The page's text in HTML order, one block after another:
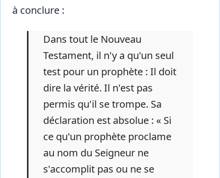
à conclure :
Dans tout le Nouveau
Testament, il n'y a qu'un seul
test pour un prophète : Il doit
dire la vérité. Il n'est pas
permis qu'il se trompe. Sa
déclaration est absolue : « Si
ce qu'un prophète proclame
au nom du Seigneur ne
s'accomplit pas ou ne se